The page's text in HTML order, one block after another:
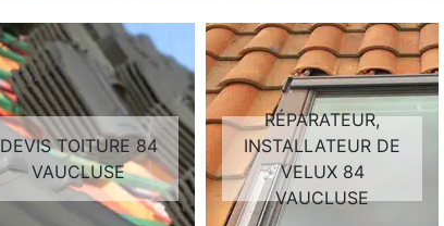
DEVIS TOITURE 84
VAUCLUSE
RÉPARATEUR,
INSTALLATEUR DE
VELUX 84
VAUCLUSE